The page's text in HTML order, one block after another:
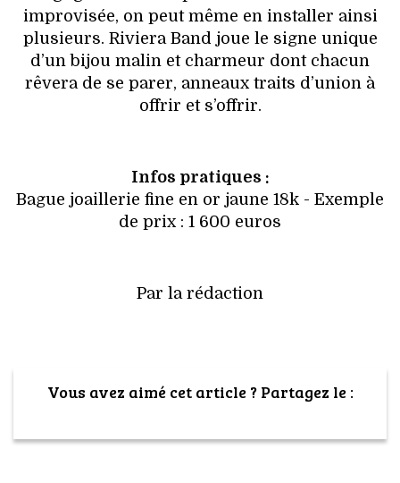
improvisée, on peut même en installer ainsi
plusieurs. Riviera Band joue le signe unique
d’un bijou malin et charmeur dont chacun
rêvera de se parer, anneaux traits d’union à
offrir et s’offrir.
Infos pratiques :
Bague joaillerie fine en or jaune 18k - Exemple
de prix : 1 600 euros
Par la rédaction
Vous avez aimé cet article ? Partagez le :